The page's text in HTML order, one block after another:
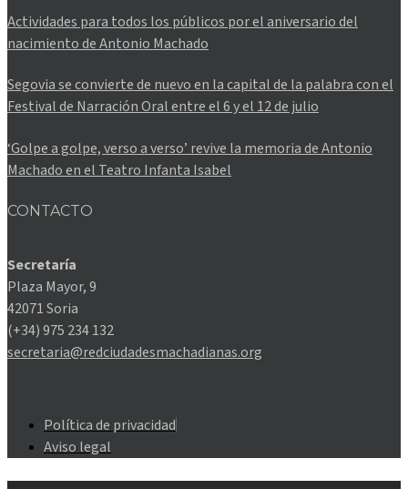
Actividades para todos los públicos por el aniversario del
nacimiento de Antonio Machado
Segovia se convierte de nuevo en la capital de la palabra con el
Festival de Narración Oral entre el 6 y el 12 de julio
‘Golpe a golpe, verso a verso’ revive la memoria de Antonio
Machado en el Teatro Infanta Isabel
CONTACTO
Secretaría
Plaza Mayor, 9
42071 Soria
(+34) 975 234 132
secretaria@redciudadesmachadianas.org
Política de privacidad
Aviso legal